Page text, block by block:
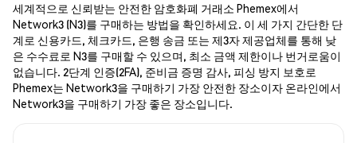
세계적으로 신뢰받는 안전한 암호화폐 거래소 Phemex에서
Network3 (N3)를 구매하는 방법을 확인하세요. 이 세 가지 간단한 단
계로 신용카드, 체크카드, 은행 송금 또는 제3자 제공업체를 통해 낮
은 수수료로 N3를 구매할 수 있으며, 최소 금액 제한이나 번거로움이
없습니다. 2단계 인증(2FA), 준비금 증명 감사, 피싱 방지 보호로
Phemex는 Network3을 구매하기 가장 안전한 장소이자 온라인에서
Network3을 구매하기 가장 좋은 장소입니다.